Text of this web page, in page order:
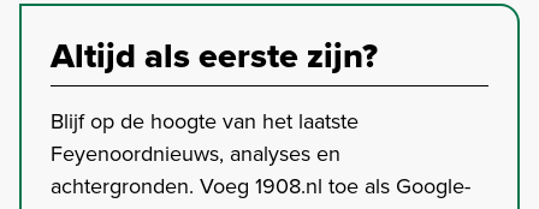
Altijd als eerste zijn?
Blijf op de hoogte van het laatste
Feyenoordnieuws, analyses en
achtergronden. Voeg 1908.nl toe als Google-